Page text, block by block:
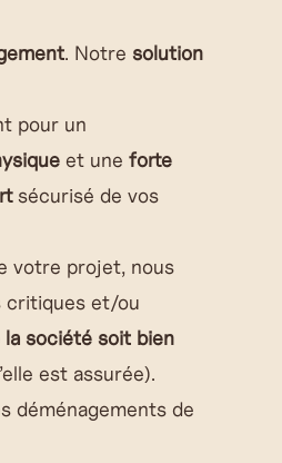
. Notre solution
pour un
et une forte
sécurisé de vos
votre projet, nous
critiques et/ou
société soit bien
est assurée).
déménagements de